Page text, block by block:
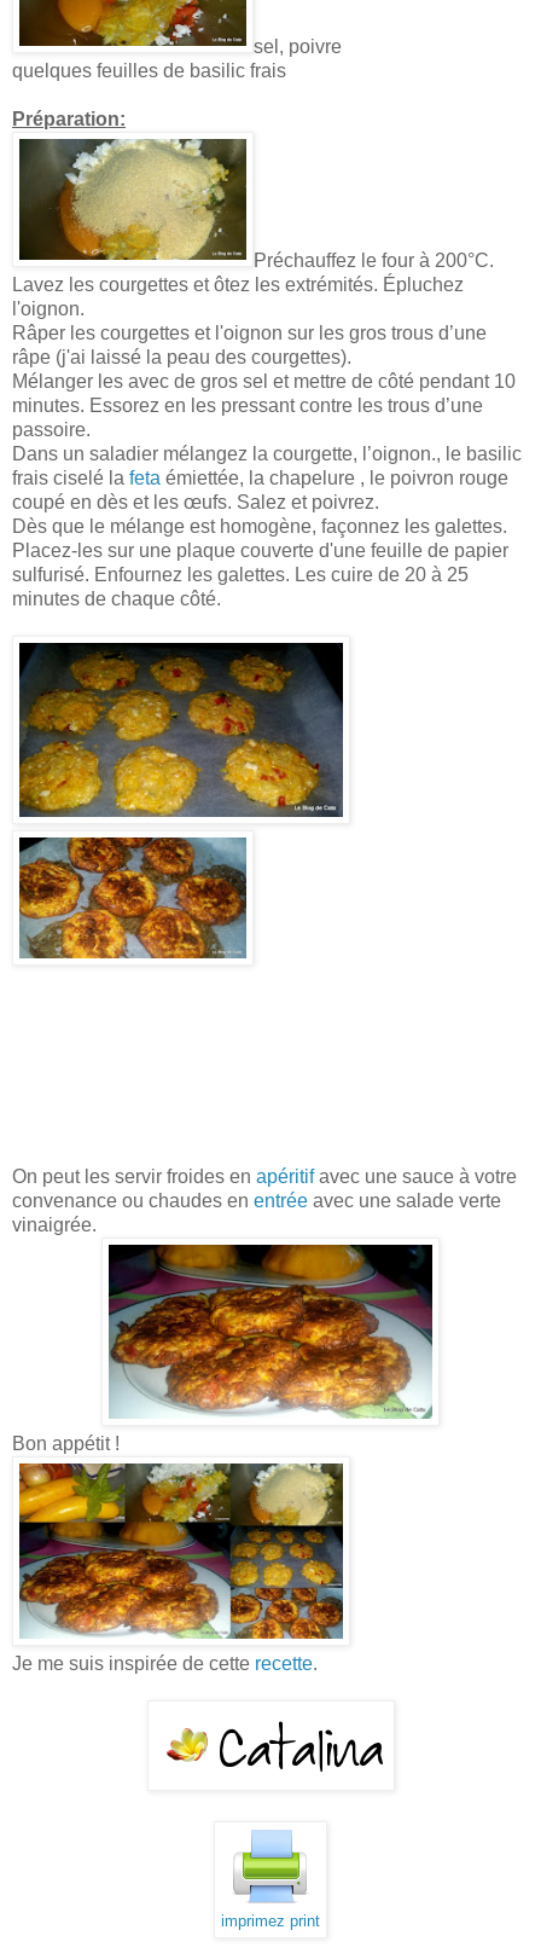
sel, poivre
quelques feuilles de basilic frais
Préparation:
Préchauffez le four à 200°C.
Lavez les courgettes et ôtez les extrémités. Épluchez
l'oignon.
Râper les courgettes et l'oignon sur les gros trous d’une
râpe (j'ai laissé la peau des courgettes).
Mélanger les avec de gros sel et mettre de côté pendant 10
minutes. Essorez en les pressant contre les trous d’une
passoire.
Dans un saladier mélangez la courgette, l’oignon., le basilic
frais ciselé la feta émiettée, la chapelure , le poivron rouge
coupé en dès et les œufs. Salez et poivrez.
Dès que le mélange est homogène, façonnez les galettes.
Placez-les sur une plaque couverte d'une feuille de papier
sulfurisé. Enfournez les galettes. Les cuire de 20 à 25
minutes de chaque côté.
On peut les servir froides en apéritifavec une sauce à votre
convenance ou chaudes en entrée avec une salade verte
vinaigrée.
Bon appétit !
Je me suis inspirée de cette recette.
imprimez print